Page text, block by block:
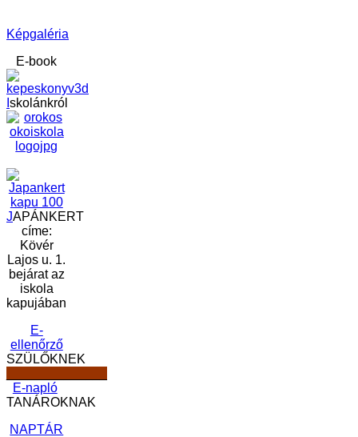
Képgaléria
E-book
skolánkról
JAPÁNKERT
címe:
Kövér
Lajos u. 1.
bejárat az
iskola
kapujában
E-
ellenőrző
SZÜLŐKNEK
E-napló
TANÁROKNAK
NAPTÁR